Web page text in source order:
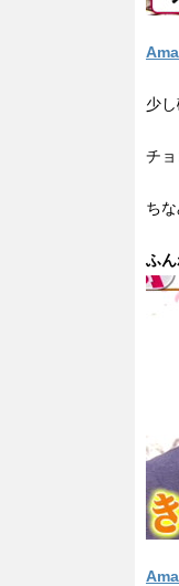
少
チ
ち
ふ